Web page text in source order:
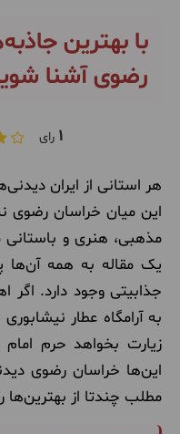
با بهترین
رضوی آشنا
1 رای
هر استانی از ایران
این میان خراسان رضوی
مذهبی، هنری و باستانی
یک مقاله به همه آن‌ها
جذابیتی وجود دارد. اگر
به آرامگاه عطار
زیارت بخواهد حرم
این‌ها خراسان رضوی
مطلب چندتا از بهترین‌ها